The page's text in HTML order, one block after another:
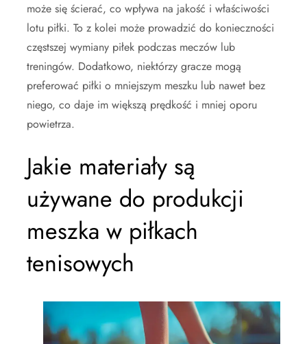
może się ścierać, co wpływa na jakość i właściwości
lotu piłki. To z kolei może prowadzić do konieczności
częstszej wymiany piłek podczas meczów lub
treningów. Dodatkowo, niektórzy gracze mogą
preferować piłki o mniejszym meszku lub nawet bez
niego, co daje im większą prędkość i mniej oporu
powietrza.
Jakie materiały są
używane do produkcji
meszka w piłkach
tenisowych